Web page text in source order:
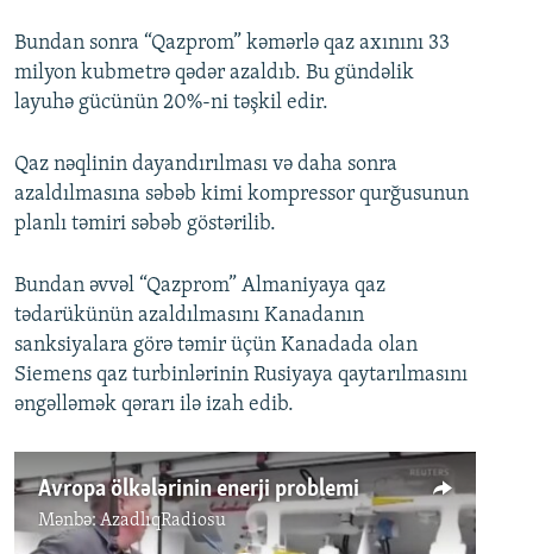
Bundan sonra “Qazprom” kəmərlə qaz axınını 33
milyon kubmetrə qədər azaldıb. Bu gündəlik
layuhə gücünün 20%-ni təşkil edir.
Qaz nəqlinin dayandırılması və daha sonra
azaldılmasına səbəb kimi kompressor qurğusunun
planlı təmiri səbəb göstərilib.
Bundan əvvəl “Qazprom” Almaniyaya qaz
tədarükünün azaldılmasını Kanadanın
sanksiyalara görə təmir üçün Kanadada olan
Siemens qaz turbinlərinin Rusiyaya qaytarılmasını
əngəlləmək qərarı ilə izah edib.
Avropa ölkələrinin enerji problemi
Mənbə:AzadlıqRadiosu